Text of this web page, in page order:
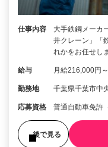
仕事内容
大手鉄鋼メーカ
井クレーン」「
れかをお任せし
給与 月給216,000円
勤務地 千葉県千葉市
応募資格 普通自動車免許
後で見る